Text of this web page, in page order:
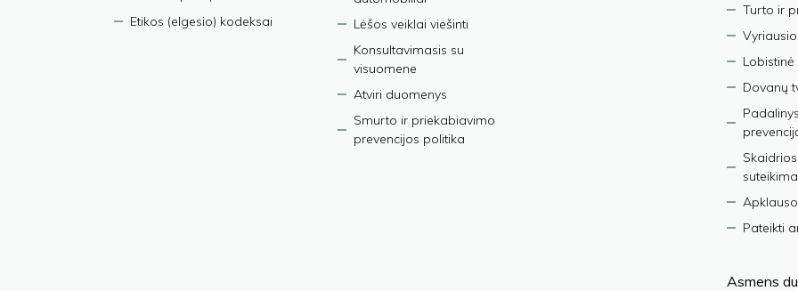
Etikos (elgesio) kodeksai
Lėšos veiklai viešinti
Konsultavimasis su
visuomene
Atviri duomenys
Smurto ir priekabiavimo
prevencijos politika
Turto ir
Lobistinė
Dovanų
Pateikti
Asmens